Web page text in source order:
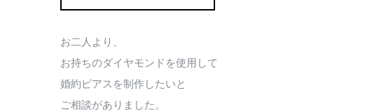
お二人より、
お持ちのダイヤモンドを使用して
婚約ピアスを制作したいと
ご相談がありました。